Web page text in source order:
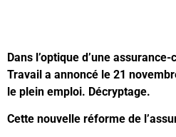
Dans l’optique d’une assurance-
Travail a annoncé le 21
le plein emploi. Décryptage.
Cette nouvelle réforme de